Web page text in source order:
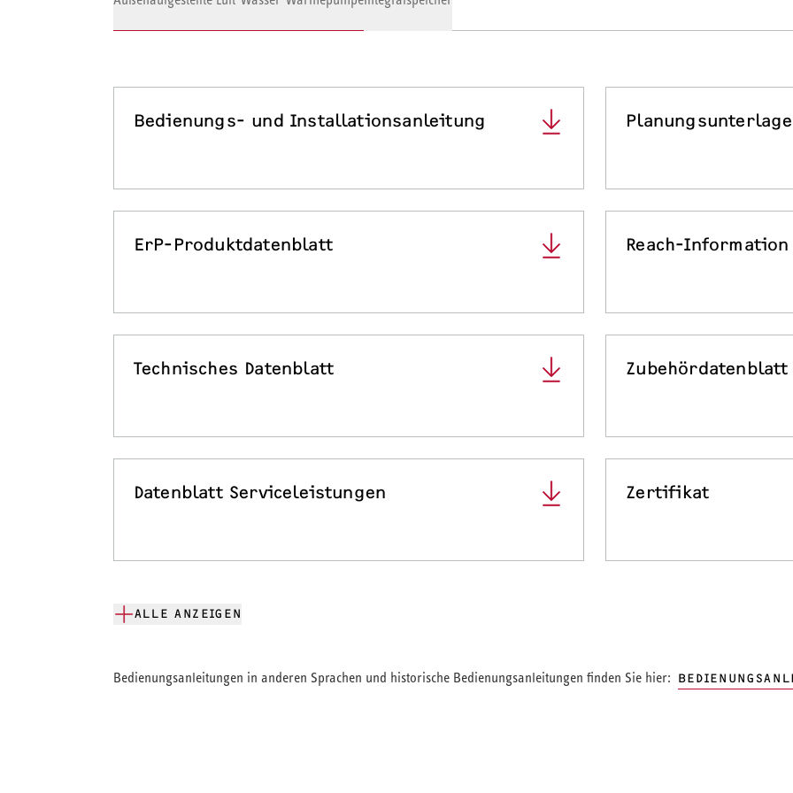
Bedienungs- und Installationsanleitung
ErP-Produktdatenblatt Reach-Information
Technisches Datenblatt Zubehördatenblatt
Datenblatt Serviceleistungen Zertifikat
ALLE ANZEIGEN
Bedienungsanleitungen in anderen Sprachen und historische Bedienungsanleitungen finden Sie hier: